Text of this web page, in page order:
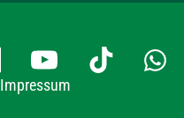
Impressum